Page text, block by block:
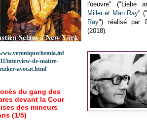
l'oeuvre" ("Liebe
Miller et Man Ray" ("
Ray") réalisé par
(2018).
interview-de-maitre-
avocat.html
du gang des
devant la Cour
des mineurs
(1/5)